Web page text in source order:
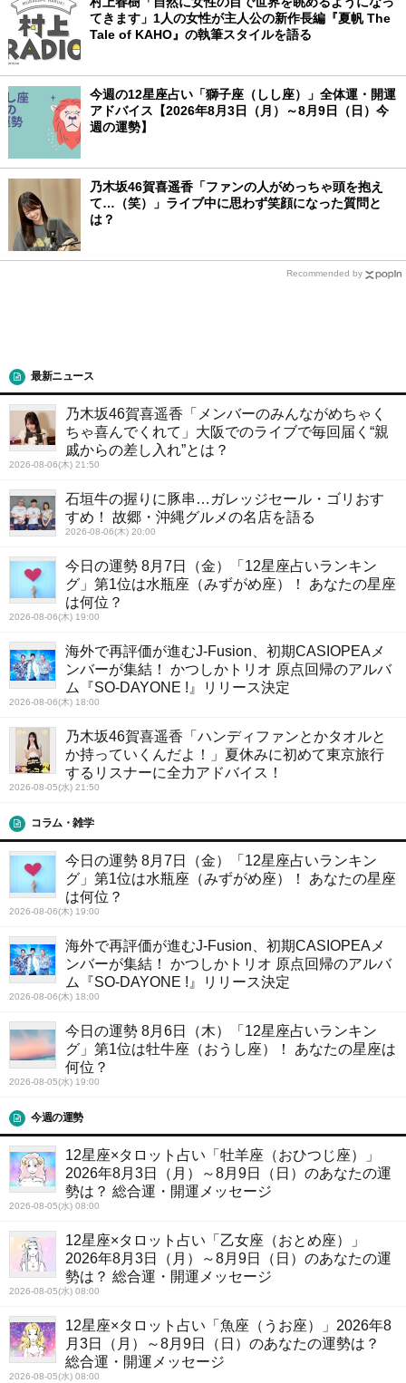
てきます」1人の女性が主人公の新作長編『夏帆 The
Tale of KAHO』の執筆スタイルを語る
今週の12星座占い「獅子座（しし座）」全体運・開運
アドバイス【2026年8月3日（月）～8月9日（日）今
週の運勢】
乃木坂46賀喜遥香「ファンの人がめっちゃ頭を抱え
て…（笑）」ライブ中に思わず笑顔になった質問と
は？
Recommended by
最新ニュース
乃木坂46賀喜遥香「メンバーのみんながめちゃく
ちゃ喜んでくれて」大阪でのライブで毎回届く“親
戚からの差し入れ”とは？
2026-08-06(木) 21:50
石垣牛の握りに豚串…ガレッジセール・ゴリおす
すめ！ 故郷・沖縄グルメの名店を語る
2026-08-06(木) 20:00
今日の運勢 8月7日（金）「12星座占いランキン
グ」第1位は水瓶座（みずがめ座）！ あなたの星座
は何位？
2026-08-06(木) 19:00
海外で再評価が進むJ-Fusion、初期CASIOPEAメ
ンバーが集結！ かつしかトリオ 原点回帰のアルバ
ム『SO-DAYONE !』リリース決定
2026-08-06(木) 18:00
乃木坂46賀喜遥香「ハンディファンとかタオルと
か持っていくんだよ！」夏休みに初めて東京旅行
するリスナーに全力アドバイス！
2026-08-05(水) 21:50
コラム・雑学
今日の運勢 8月7日（金）「12星座占いランキン
グ」第1位は水瓶座（みずがめ座）！ あなたの星座
は何位？
2026-08-06(木) 19:00
海外で再評価が進むJ-Fusion、初期CASIOPEAメ
ンバーが集結！ かつしかトリオ 原点回帰のアルバ
ム『SO-DAYONE !』リリース決定
2026-08-06(木) 18:00
今日の運勢 8月6日（木）「12星座占いランキン
グ」第1位は牡牛座（おうし座）！ あなたの星座は
何位？
2026-08-05(水) 19:00
今週の運勢
12星座×タロット占い「牡羊座（おひつじ座）」
2026年8月3日（月）～8月9日（日）のあなたの運
勢は？ 総合運・開運メッセージ
2026-08-05(水) 08:00
12星座×タロット占い「乙女座（おとめ座）」
2026年8月3日（月）～8月9日（日）のあなたの運
勢は？ 総合運・開運メッセージ
2026-08-05(水) 08:00
12星座×タロット占い「魚座（うお座）」2026年8
月3日（月）～8月9日（日）のあなたの運勢は？
総合運・開運メッセージ
2026-08-05(水) 08:00